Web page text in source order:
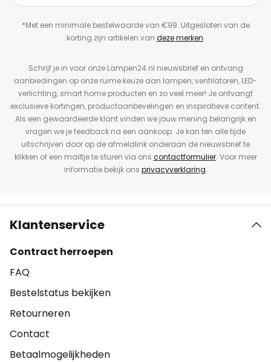
*Met een minimale bestelwaarde van €99. Uitgesloten van de
korting zijn artikelen van deze merken.
Schrijf je in voor onze Lampen24.nl nieuwsbrief en ontvang
aanbiedingen op onze ruime keuze aan lampen, ventilatoren, LED-
verlichting, smart home producten en zo veel meer! Je ontvangt
exclusieve kortingen, productaanbevelingen en inspiratieve content.
Als een gewaardeerde klant vinden we jouw mening belangrijk en
vragen we je feedback na een aankoop. Je kan ten alle tijde
uitschrijven door op de afmeldlink onderaan de nieuwsbrief te
klikken of een mailtje te sturen via ons contactformulier. Voor meer
informatie bekijk ons privacyverklaring.
Klantenservice
Contract herroepen
FAQ
Bestelstatus bekijken
Retourneren
Contact
Betaalmogelijkheden